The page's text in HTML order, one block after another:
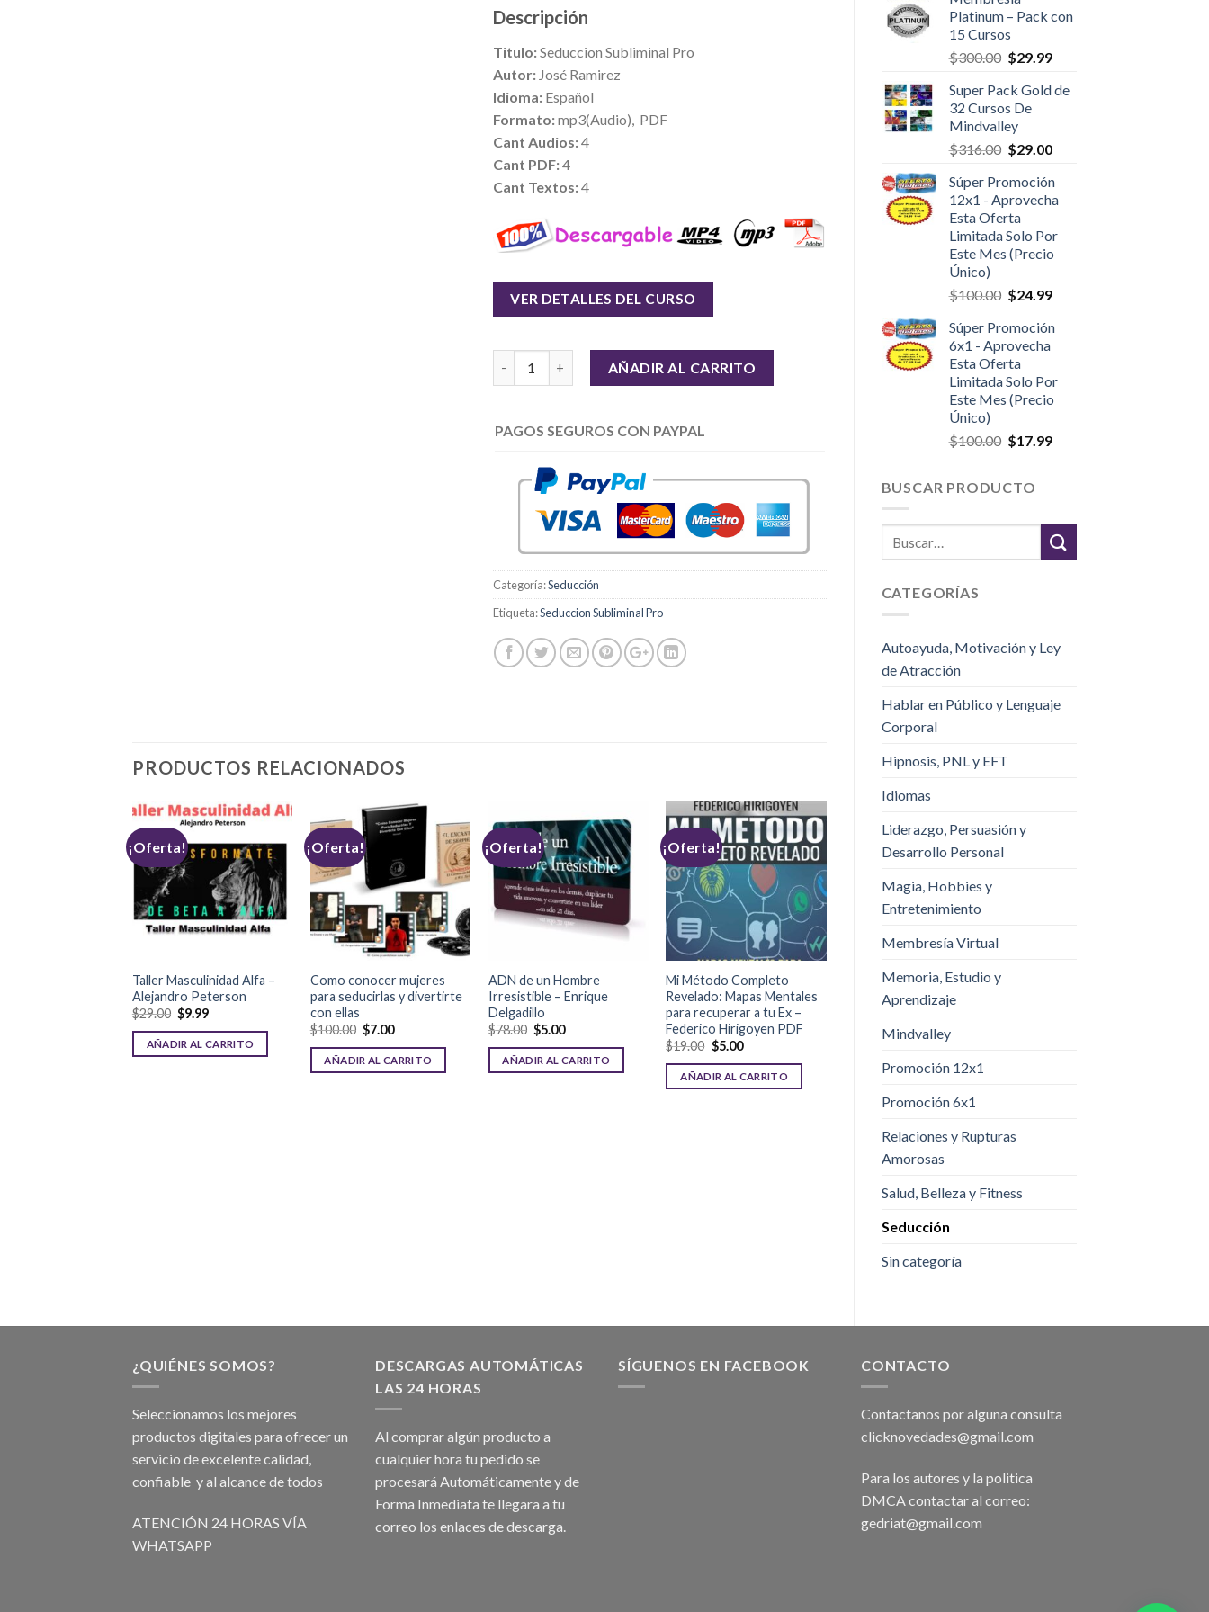
Platinum – Pack con
15 Cursos
$300.00 $29.99
Super Pack Gold de
32 Cursos De
Mindvalley
$316.00 $29.00
Súper Promoción
12x1 - Aprovecha
Esta Oferta
Limitada Solo Por
Este Mes (Precio
Único)
$100.00 $24.99
Súper Promoción
6x1 - Aprovecha
Esta Oferta
Limitada Solo Por
Este Mes (Precio
Único)
$100.00 $17.99
BUSCAR PRODUCTO
CATEGORÍAS
Autoayuda, Motivación y Ley
de Atracción
Hablar en Público y Lenguaje
Corporal
Hipnosis, PNL y EFT
Idiomas
Liderazgo, Persuasión y
Desarrollo Personal
Magia, Hobbies y
Entretenimiento
Membresía Virtual
Memoria, Estudio y
Aprendizaje
Mindvalley
Promoción 12x1
Promoción 6x1
Relaciones y Rupturas
Amorosas
Salud, Belleza y Fitness
Seducción
Sin categoría
Descripción
Titulo:Seduccion Subliminal Pro
Autor:José Ramirez
Idioma:Español
Formato:mp3(Audio), PDF
Cant Audios:4
Cant PDF:4
Cant Textos:4
VER DETALLES DEL CURSO
AÑADIR AL CARRITO
PAGOS SEGUROS CON PAYPAL
Categoría:Seducción
Etiqueta:Seduccion Subliminal Pro
PRODUCTOS RELACIONADOS
¡Oferta!
Taller Masculinidad Alfa –
Alejandro Peterson
$29.00 $9.99
AÑADIR AL CARRITO
¡Oferta!
Como conocer mujeres
para seducirlas y divertirte
con ellas
$100.00 $7.00
AÑADIR AL CARRITO
¡Oferta!
ADN de un Hombre
Irresistible – Enrique
Delgadillo
$78.00 $5.00
AÑADIR AL CARRITO
¡Oferta!
Mi Método Completo
Revelado: Mapas Mentales
para recuperar a tu Ex –
Federico Hirigoyen PDF
$19.00 $5.00
AÑADIR AL CARRITO
¿QUIÉNES SOMOS?
Seleccionamos los mejores
productos digitales para ofrecer un
servicio de excelente calidad,
confiable y al alcance de todos
ATENCIÓN 24 HORAS VÍA
WHATSAPP
DESCARGAS AUTOMÁTICAS
LAS 24 HORAS
Al comprar algún producto a
cualquier hora tu pedido se
procesará Automáticamente y de
Forma Inmediata te llegara a tu
correo los enlaces de descarga.
SÍGUENOS EN FACEBOOK CONTACTO
Contactanos por alguna consulta
clicknovedades@gmail.com
Para los autores y la politica
DMCA contactar al correo:
gedriat@gmail.com